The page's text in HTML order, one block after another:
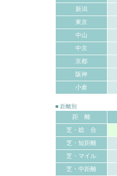
新潟
東京
中山
中京
京都
阪神
小倉
■ 距離別
距 離
芝・総 合
芝・短距離
芝・マイル
芝・中距離